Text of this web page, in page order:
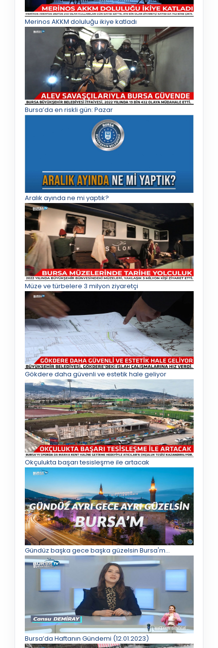
Merinos AKKM doluluğu ikiye katladı
Bursa’da en riskli gün: Pazar
Aralık ayında ne mi yaptık?
Müze ve türbelere 3 milyon ziyaretçi
Gökdere daha güvenli ve estetik hale geliyor
Okçulukta başarı tesisleşme ile artacak
Gündüz başka gece başka güzelsin Bursa'm...
Bursa’da Haftanın Gündemi (12.01.2023)